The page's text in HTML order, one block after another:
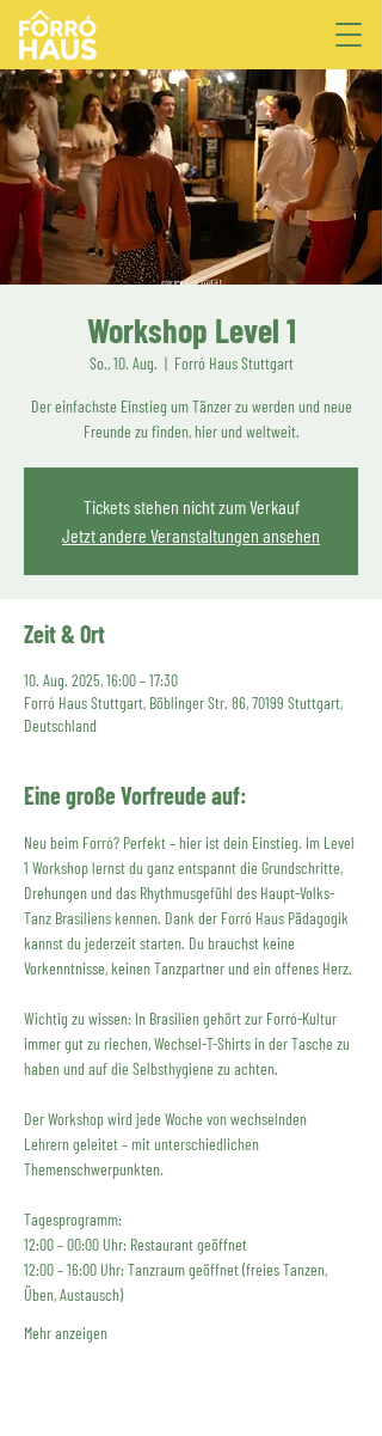
Workshop Level 1
So., 10. Aug.
  |
Forró Haus Stuttgart
Der einfachste Einstieg um Tänzer zu werden und neue
Freunde zu finden, hier und weltweit.
Tickets stehen nicht zum Verkauf
Jetzt andere Veranstaltungen ansehen
Zeit & Ort
10. Aug. 2025, 16:00 – 17:30
Forró Haus Stuttgart, Böblinger Str. 86, 70199 Stuttgart,
Deutschland
Eine große Vorfreude auf:
Neu beim Forró? Perfekt – hier ist dein Einstieg. Im Level
1 Workshop lernst du ganz entspannt die Grundschritte,
Drehungen und das Rhythmusgefühl des Haupt-Volks-
Tanz Brasiliens kennen. Dank der Forró Haus Pädagogik
kannst du jederzeit starten. Du brauchst keine
Vorkenntnisse, keinen Tanzpartner und ein offenes Herz.
Wichtig zu wissen: In Brasilien gehört zur Forró-Kultur
immer gut zu riechen, Wechsel-T-Shirts in der Tasche zu
haben und auf die Selbsthygiene zu achten.
Der Workshop wird jede Woche von wechselnden
Lehrern geleitet – mit unterschiedlichen
Themenschwerpunkten.
Tagesprogramm:
12:00 – 00:00 Uhr: Restaurant geöffnet
12:00 – 16:00 Uhr: Tanzraum geöffnet (freies Tanzen,
Üben, Austausch)
Mehr anzeigen